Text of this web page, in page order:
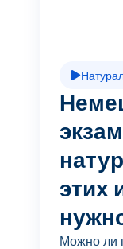
этих
Можно ли